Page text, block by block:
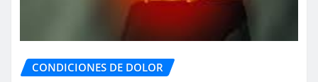
CONDICIONES DE DOLOR